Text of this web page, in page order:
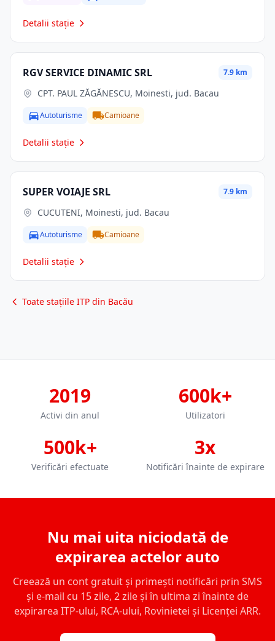
Detalii stație
RGV SERVICE DINAMIC SRL 7.9 km
CPT. PAUL ZĂGĂNESCU, Moinesti, jud. Bacau
Autoturisme Camioane
Detalii stație
SUPER VOIAJE SRL 7.9 km
CUCUTENI, Moinesti, jud. Bacau
Autoturisme Camioane
Detalii stație
Toate stațiile ITP din Bacău
2019
Activi din anul
600k+
Utilizatori
500k+
Verificări efectuate
3x
Notificări înainte de expirare
Nu mai uita niciodată de
expirarea actelor auto
Creează un cont gratuit și primești notificări prin SMS
și e-mail cu 15 zile, 2 zile și în ultima zi înainte de
expirarea ITP-ului, RCA-ului, Rovinietei și Licenței ARR.